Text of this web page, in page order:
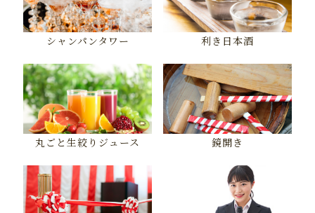
シャンパンタワー 利き日本酒
丸ごと生絞りジュース 鏡開き